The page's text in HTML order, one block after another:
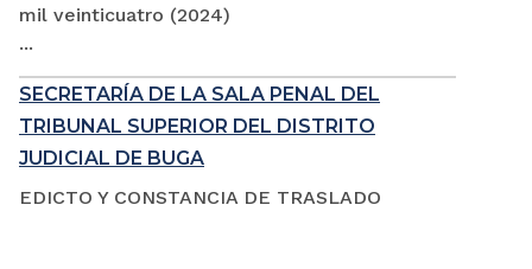
mil veinticuatro (2024)
...
SECRETARÍA DE LA SALA PENAL DEL
TRIBUNAL SUPERIOR DEL DISTRITO
JUDICIAL DE BUGA
EDICTO Y CONSTANCIA DE TRASLADO